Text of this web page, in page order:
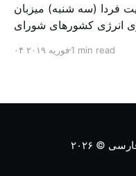
فردا (سه شنبه) میزبان
انرژی کشورهای شورای
و گاز در این کنفرانس
۰۴ فوریه ۲۰۱۹1 min read
© ۲۰۲۶